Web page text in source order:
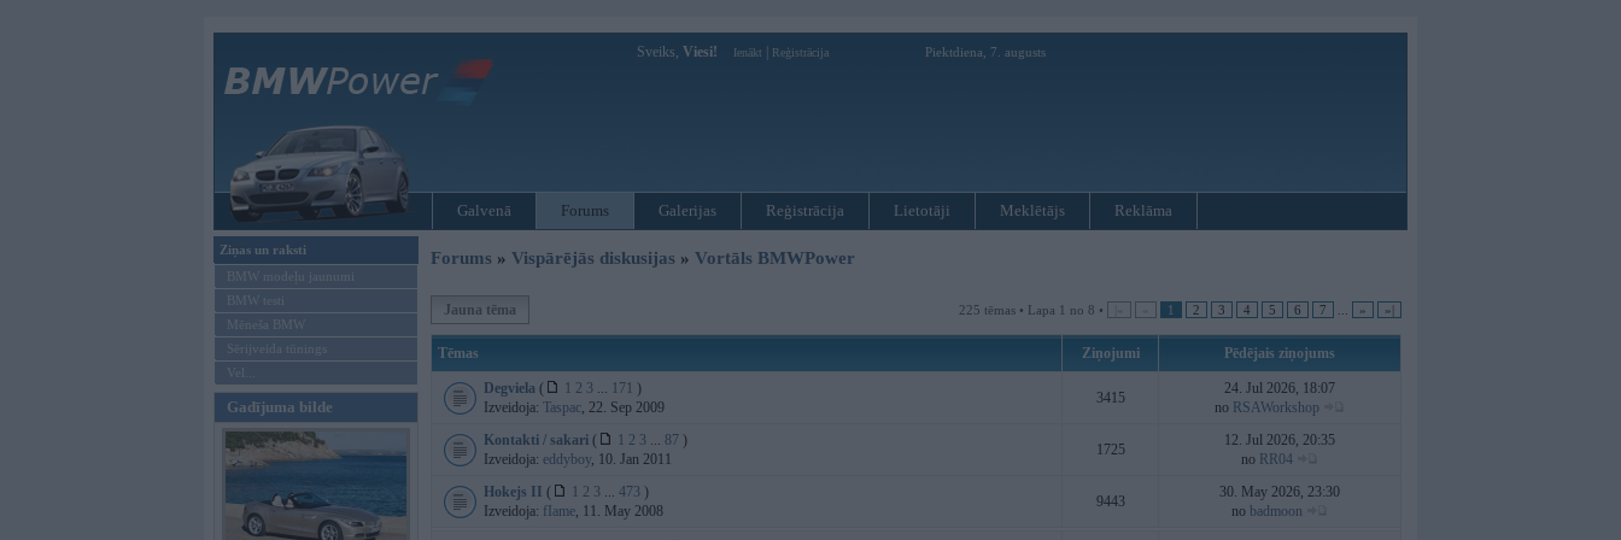
Sveiks, Viesi! Ienākt Reģistrācija Piektdiena, 7. augusts
Galvenā Forums Galerijas Reģistrācija Lietotāji Meklētājs Reklāma
Ziņas un raksti
BMW modeļu jaunumi
BMW testi
Mēneša BMW
Sērijveida tūnings
Vel...
Gadījuma bilde
Forums » Vispārējās diskusijas » Vortāls BMWPower
Jauna tēma 225 tēmas • Lapa 1 no 8 • |« « 1 2 3 4 5 6 7 » »|
Tēmas Ziņojumi Pēdējais ziņojums
Degviela ( 1 2 3 ... 171 )
Izveidoja: Taspac, 22. Sep 2009
3415
24. Jul 2026, 18:07
no RSAWorkshop
Kontakti / sakari ( 1 2 3 ... 87 )
Izveidoja: eddyboy, 10. Jan 2011
1725
12. Jul 2026, 20:35
no RR04
Hokejs II ( 1 2 3 ... 473 )
Izveidoja: fIame, 11. May 2008
9443
30. May 2026, 23:30
no badmoon